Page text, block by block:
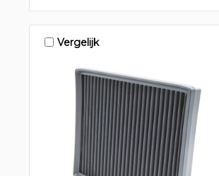
Vergelijk